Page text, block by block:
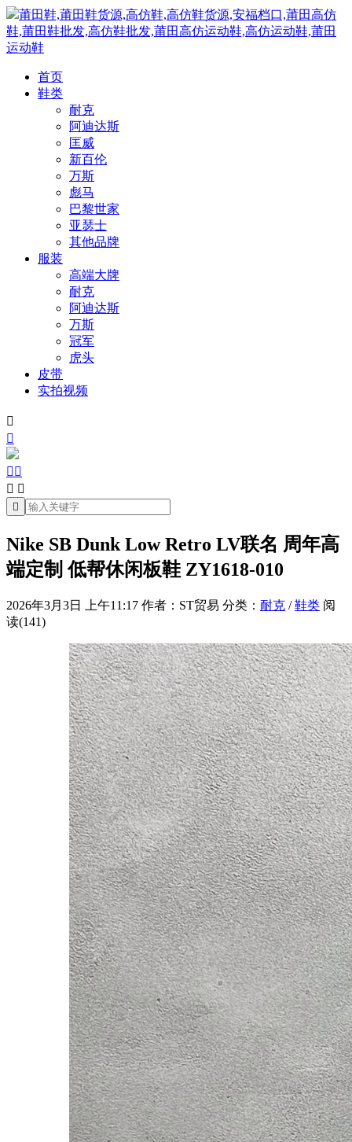
莆田鞋,莆田鞋货源,高仿鞋,高仿鞋货源,安福档口,莆田高仿
鞋,莆田鞋批发,高仿鞋批发,莆田高仿运动鞋,高仿运动鞋,莆田
运动鞋
首页
鞋类
耐克
阿迪达斯
匡威
新百伦
万斯
彪马
巴黎世家
亚瑟士
其他品牌
服装
高端大牌
耐克
阿迪达斯
万斯
冠军
虎头
皮带
实拍视频


 
 

Nike SB Dunk Low Retro LV联名 周年高
端定制 低帮休闲板鞋 ZY1618-010
2026年3月3日 上午11:17 作者：ST贸易 分类： 耐克 /鞋类 阅
读(141)